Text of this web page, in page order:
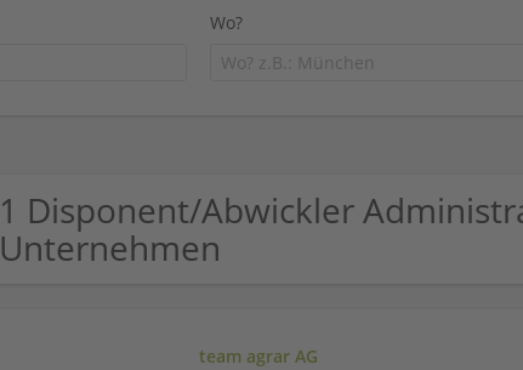
Wo?
1 Disponent/Abwickler
Unternehmen
team agrar AG